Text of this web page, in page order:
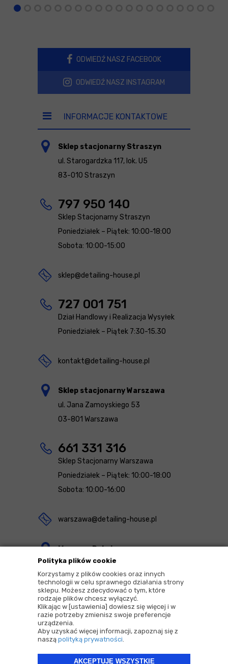
Polityka plików cookie
Korzystamy z plików cookies oraz innych
technologii w celu sprawnego działania strony
sklepu. Możesz zdecydować o tym, które
rodzaje plików chcesz wyłączyć.
Klikając w [ustawienia] dowiesz się więcej i w
razie potrzeby zmienisz swoje preferencje
urządzenia.
Aby uzyskać więcej informacji, zapoznaj się z
naszą polityką prywatności.
AKCEPTUJĘ WSZYSTKIE
ODWIEDŹ NASZ FACEBOOK
ODWIEDŹ NASZ INSTAGRAM
INFORMACJE KONTAKTOWE
Sklep stacjonarny Straszyn
ul. Starogardzka 117, lok. U5
83-010 Straszyn
797 950 140
Sklep Stacjonarny Straszyn
Poniedziałek – Piątek: 10:00-18:00
Sobota: 10:00-15:00
sklep@detailing-house.pl
727 001 751
Dział Handlowy i Realizacja Wysyłek
Poniedziałek – Piątek 7:30-15.30
kontakt@detailing-house.pl
Sklep stacjonarny Warszawa
ul. Jana Zamoyskiego 53
03-801 Warszawa
661 331 316
Sklep Stacjonarny Warszawa
Poniedziałek – Piątek: 10:00-18:00
Sobota: 10:00-16:00
warszawa@detailing-house.pl
Magazyn Rekcin
Nomos Sp. z o.o. sp.k.
ul. Agrestowa 1
83-010 Rekcin
2026 © Copyrights by |Detailing House